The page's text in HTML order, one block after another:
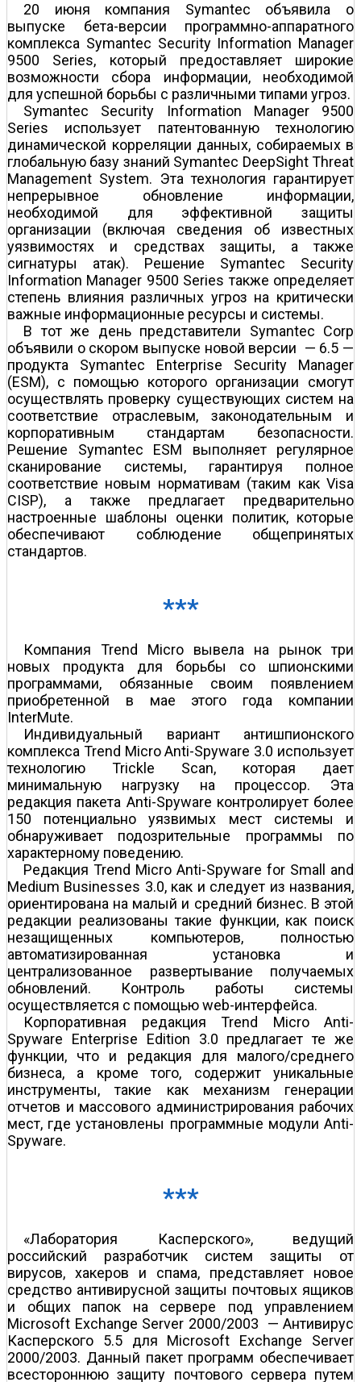
20 июня компания Symantec объявила о
выпуске бета-версии программно-аппаратного
комплекса Symantec Security Information Manager
9500 Series, который предоставляет широкие
возможности сбора информации, необходимой
для успешной борьбы с различными типами угроз.
Symantec Security Information Manager 9500
Series использует патентованную технологию
динамической корреляции данных, собираемых в
глобальную базу знаний Symantec DeepSight Threat
Management System. Эта технология гарантирует
непрерывное обновление информации,
необходимой для эффективной защиты
организации (включая сведения об известных
уязвимостях и средствах защиты, а также
сигнатуры атак). Решение Symantec Security
Information Manager 9500 Series также определяет
степень влияния различных угроз на критически
важные информационные ресурсы и системы.
В тот же день представители Symantec Corp
объявили о скором выпуске новой версии — 6.5 —
продукта Symantec Enterprise Security Manager
(ESM), с помощью которого организации смогут
осуществлять проверку существующих систем на
соответствие отраслевым, законодательным и
корпоративным стандартам безопасности.
Решение Symantec ESM выполняет регулярное
сканирование системы, гарантируя полное
соответствие новым нормативам (таким как Visa
CISP), а также предлагает предварительно
настроенные шаблоны оценки политик, которые
обеспечивают соблюдение общепринятых
стандартов.
***
Компания Trend Micro вывела на рынок три
новых продукта для борьбы со шпионскими
программами, обязанные своим появлением
приобретенной в мае этого года компании
InterMute.
Индивидуальный вариант антишпионского
комплекса Trend Micro Anti-Spyware 3.0 использует
технологию Trickle Scan, которая дает
минимальную нагрузку на процессор. Эта
редакция пакета Anti-Spyware контролирует более
150 потенциально уязвимых мест системы и
обнаруживает подозрительные программы по
характерному поведению.
Редакция Trend Micro Anti-Spyware for Small and
Medium Businesses 3.0, как и следует из названия,
ориентирована на малый и средний бизнес. В этой
редакции реализованы такие функции, как поиск
незащищенных компьютеров, полностью
автоматизированная установка и
централизованное развертывание получаемых
обновлений. Контроль работы системы
осуществляется с помощью web-интерфейса.
Корпоративная редакция Trend Micro Anti-
Spyware Enterprise Edition 3.0 предлагает те же
функции, что и редакция для малого/среднего
бизнеса, а кроме того, содержит уникальные
инструменты, такие как механизм генерации
отчетов и массового администрирования рабочих
мест, где установлены программные модули Anti-
Spyware.
***
«Лаборатория Касперского», ведущий
российский разработчик систем защиты от
вирусов, хакеров и спама, представляет новое
средство антивирусной защиты почтовых ящиков
и общих папок на сервере под управлением
Microsoft Exchange Server 2000/2003 — Антивирус
Касперского 5.5 для Microsoft Exchange Server
2000/2003. Данный пакет программ обеспечивает
всестороннюю защиту почтового сервера путем